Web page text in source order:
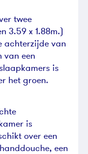
twee
3.59 x 1.88m.)
achterzijde van
van een
is
het groen.
is
over een
een